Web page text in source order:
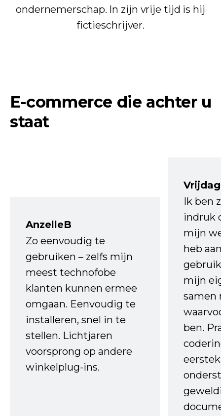
ondernemerschap. In zijn vrije tijd is hij
fictieschrijver.
E-commerce die achter u
staat
AnzelleB
Zo eenvoudig te
gebruiken – zelfs mijn
meest technofobe
klanten kunnen ermee
omgaan. Eenvoudig te
installeren, snel in te
stellen. Lichtjaren
voorsprong op andere
winkelplug-ins.
Ik ben
indruk
mijn
heb
mijn
samen
ben.